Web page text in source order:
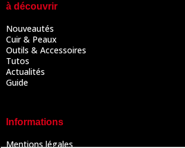
à découvrir
Nouveautés
Cuir & Peaux
Outils & Accessoires
Tutos
Actualités
Guide
Informations
Mentions légales